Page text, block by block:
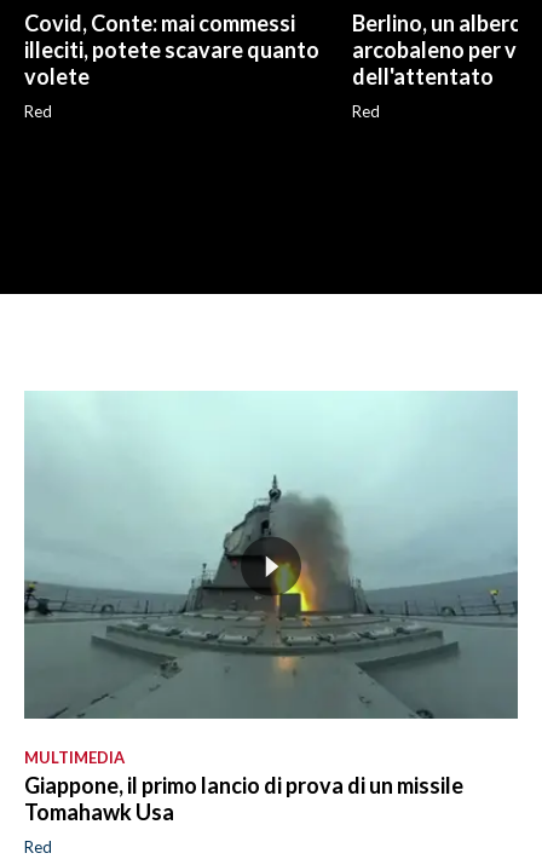
Covid, Conte: mai commessi
illeciti, potete scavare quanto
volete
Red
Berlino, un albero
arcobaleno per
dell'attentato
Red
MULTIMEDIA
Giappone, il primo lancio di prova di un missile
Tomahawk Usa
Red